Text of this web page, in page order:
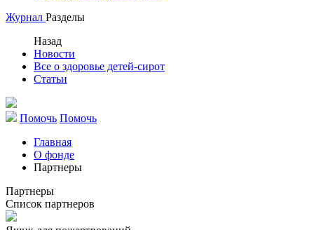
Журнал Разделы
Назад
Новости
Все о здоровье детей-сирот
Статьи
Помочь Помочь
Главная
О фонде
Партнеры
Партнеры
Список партнеров